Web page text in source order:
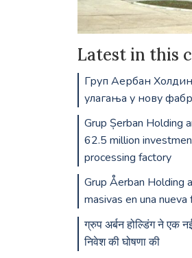
Latest in this
Груп Аербан
улагања у нову
Grup Șerban Holding
62.5 million
processing factory
Grup Åerban Holding
masivas en una nueva
ग्रुप अर्बन होल्डिंग ने एक
निवेश की घोषणा की